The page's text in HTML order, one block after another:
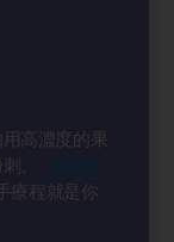
高濃度的果
、
療程就是你